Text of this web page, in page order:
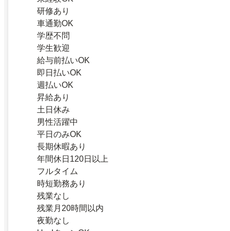
研修あり
車通勤OK
学歴不問
学生歓迎
給与前払いOK
即日払いOK
週払いOK
昇給あり
土日休み
男性活躍中
平日のみOK
長期休暇あり
年間休日120日以上
フルタイム
時短勤務あり
残業なし
残業月20時間以内
夜勤なし